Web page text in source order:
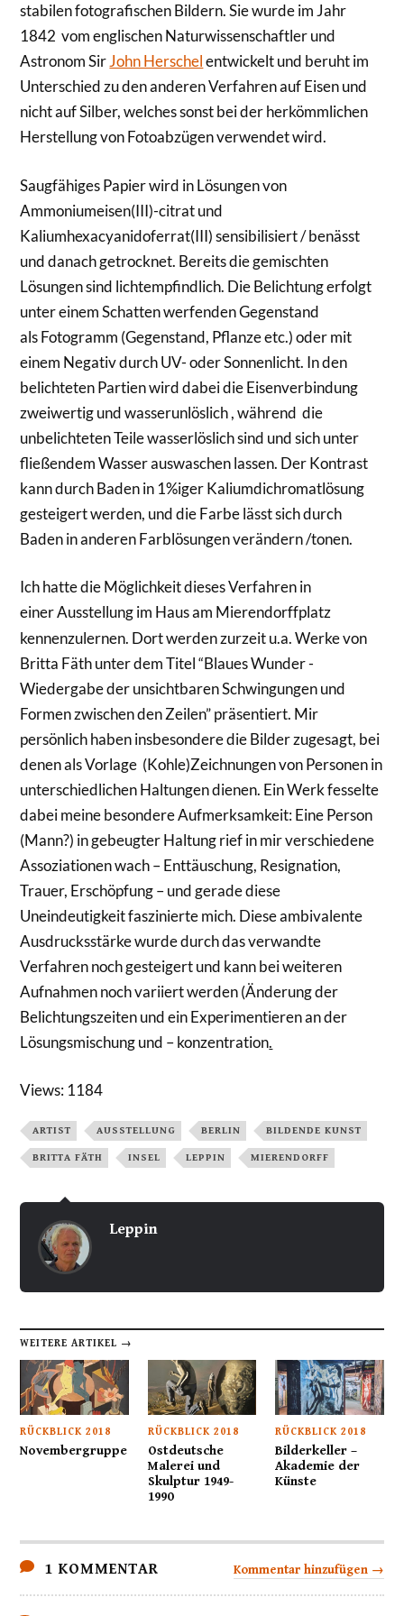
stabilen fotografischen Bildern. Sie wurde im Jahr
1842 vom englischen Naturwissenschaftler und
Astronom SirJohn Herschelentwickelt und beruht im
Unterschied zu den anderen Verfahren auf Eisen und
nicht auf Silber, welches sonst bei der herkömmlichen
Herstellung von Fotoabzügen verwendet wird.
Saugfähiges Papier wird in Lösungen von
Ammoniumeisen(III)-citrat und
Kaliumhexacyanidoferrat(III) sensibilisiert / benässt
und danach getrocknet. Bereits die gemischten
Lösungen sind lichtempfindlich. Die Belichtung erfolgt
unter einem Schatten werfenden Gegenstand
als Fotogramm (Gegenstand, Pflanze etc.) oder mit
einem Negativ durch UV- oder Sonnenlicht. In den
belichteten Partien wird dabei die Eisenverbindung
zweiwertig und wasserunlöslich , während die
unbelichteten Teile wasserlöslich sind und sich unter
fließendem Wasser auswaschen lassen. Der Kontrast
kann durch Baden in 1%iger Kaliumdichromatlösung
gesteigert werden, und die Farbe lässt sich durch
Baden in anderen Farblösungen verändern /tonen.
Ich hatte die Möglichkeit dieses Verfahren in
einer Ausstellung im Haus am Mierendorffplatz
kennenzulernen. Dort werden zurzeit u.a. Werke von
Britta Fäth unter dem Titel “Blaues Wunder -
Wiedergabe der unsichtbaren Schwingungen und
Formen zwischen den Zeilen” präsentiert. Mir
persönlich haben insbesondere die Bilder zugesagt, bei
denen als Vorlage (Kohle)Zeichnungen von Personen in
unterschiedlichen Haltungen dienen. Ein Werk fesselte
dabei meine besondere Aufmerksamkeit: Eine Person
(Mann?) in gebeugter Haltung rief in mir verschiedene
Assoziationen wach – Enttäuschung, Resignation,
Trauer, Erschöpfung – und gerade diese
Uneindeutigkeit faszinierte mich. Diese ambivalente
Ausdrucksstärke wurde durch das verwandte
Verfahren noch gesteigert und kann bei weiteren
Aufnahmen noch variiert werden (Änderung der
Belichtungszeiten und ein Experimentieren an der
Lösungsmischung und – konzentration.
Views: 1184
ARTIST AUSSTELLUNG BERLIN BILDENDE KUNST
BRITTA FÄTH INSEL LEPPIN MIERENDORFF
Leppin
WEITERE ARTIKEL →
RÜCKBLICK 2018
Novembergruppe
RÜCKBLICK 2018
Ostdeutsche
Malerei und
Skulptur 1949-
1990
RÜCKBLICK 2018
Bilderkeller –
Akademie der
Künste
1 KOMMENTAR Kommentar hinzufügen →